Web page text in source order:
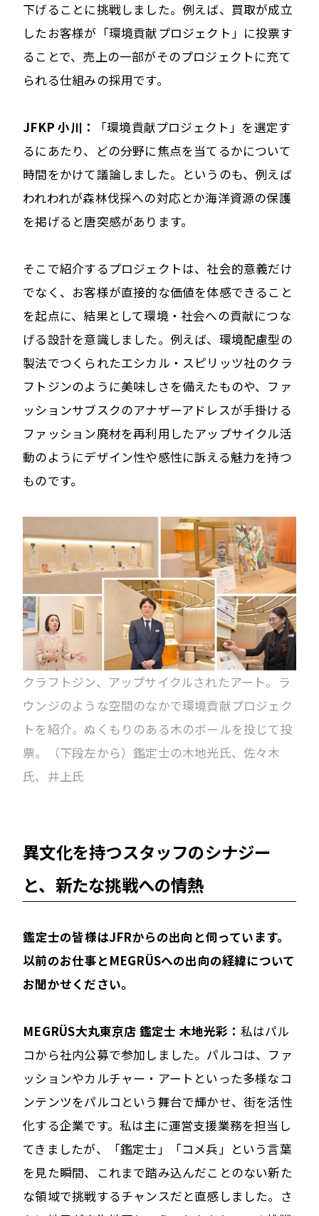
下げることに挑戦しました。例えば、買取が成立
したお客様が「環境貢献プロジェクト」に投票す
ることで、売上の一部がそのプロジェクトに充て
られる仕組みの採用です。
JFKP 小川：
「環境貢献プロジェクト」を選定す
るにあたり、どの分野に焦点を当てるかについて
時間をかけて議論しました。というのも、例えば
われわれが森林伐採への対応とか海洋資源の保護
を掲げると唐突感があります。
そこで紹介するプロジェクトは、社会的意義だけ
でなく、お客様が直接的な価値を体感できること
を起点に、結果として環境・社会への貢献につな
げる設計を意識しました。例えば、環境配慮型の
製法でつくられたエシカル・スピリッツ社のクラ
フトジンのように美味しさを備えたものや、ファ
ッションサブスクのアナザーアドレスが手掛ける
ファッション廃材を再利用したアップサイクル活
動のようにデザイン性や感性に訴える魅力を持つ
ものです。
クラフトジン、アップサイクルされたアート。ラ
ウンジのような空間のなかで環境貢献プロジェク
トを紹介。ぬくもりのある木のボールを投じて投
票。（下段左から）鑑定士の木地光氏、佐々木
氏、井上氏
異文化を持つスタッフのシナジー
と、新たな挑戦への情熱
――鑑定士の皆様はJFRからの出向と伺っています。
以前のお仕事とMEGRÜSへの出向の経緯について
お聞かせください。
MEGRÜS大丸東京店 鑑定士 木地光彩： 私はパル
コから社内公募で参加しました。パルコは、ファ
ッションやカルチャー・アートといった多様なコ
ンテンツをパルコという舞台で輝かせ、街を活性
化する企業です。私は主に運営支援業務を担当し
てきましたが、「鑑定士」「コメ兵」という言葉
を見た瞬間、これまで踏み込んだことのない新た
な領域で挑戦するチャンスだと直感しました。さ